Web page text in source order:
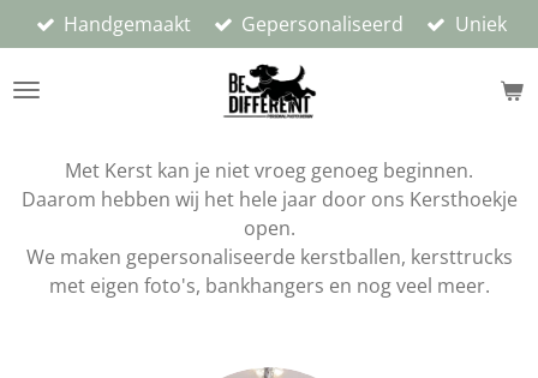
direct
naar
Handgemaakt Gepersonaliseerd Uniek
Met Kerst kan je niet vroeg genoeg beginnen.
Daarom hebben wij het hele jaar door ons Kersthoekje
open.
We maken gepersonaliseerde kerstballen, kersttrucks
met eigen foto's, bankhangers en nog veel meer.